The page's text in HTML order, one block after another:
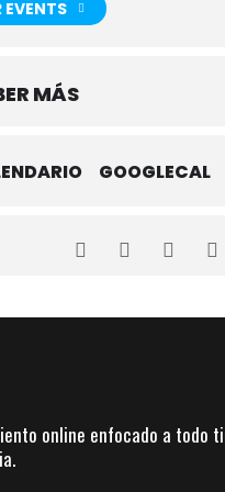
las fechas de más
nuestros servicios de
EVENTS
MÁS
GOOGLECAL
online enfocado a todo